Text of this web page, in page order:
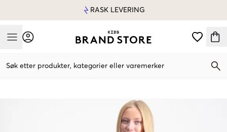
RASK LEVERING
Mobile Menu
Søk etter produkter, kategorier eller varemerker